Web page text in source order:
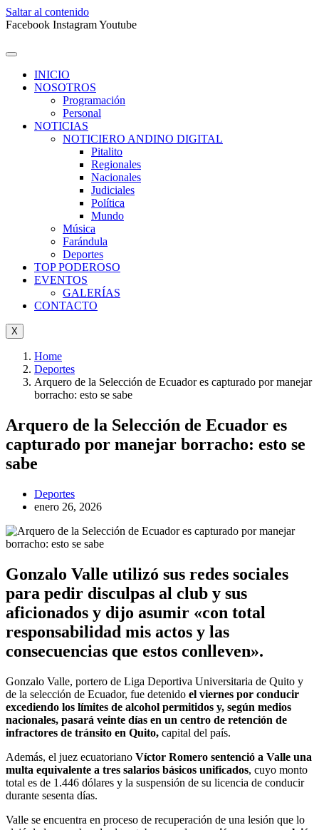
Saltar al contenido
Facebook InstagramYoutube
INICIO
NOSOTROS
Programación
Personal
NOTICIAS
NOTICIERO ANDINO DIGITAL
Pitalito
Regionales
Nacionales
Judiciales
Política
Mundo
Música
Farándula
Deportes
TOP PODEROSO
EVENTOS
GALERÍAS
CONTACTO
X
Home
Deportes
Arquero de la Selección de Ecuador es capturado por manejar
borracho: esto se sabe
Arquero de la Selección de Ecuador es
capturado por manejar borracho: esto se
sabe
Deportes
enero 26, 2026
Gonzalo Valle utilizó sus redes sociales
para pedir disculpas al club y sus
aficionados y dijo asumir «con total
responsabilidad mis actos y las
consecuencias que estos conlleven».
Gonzalo Valle, portero de Liga Deportiva Universitaria de Quito y
de la selección de Ecuador, fue detenido el viernes por conducir
excediendo los límites de alcohol permitidos y, según medios
nacionales, pasará veinte días en un centro de retención de
infractores de tránsito en Quito, capital del país.
Además, el juez ecuatoriano Víctor Romero sentenció a Valle una
multa equivalente a tres salarios básicos unificados, cuyo monto
total es de 1.446 dólares y la suspensión de su licencia de conducir
durante sesenta días.
Valle se encuentra en proceso de recuperación de una lesión que lo